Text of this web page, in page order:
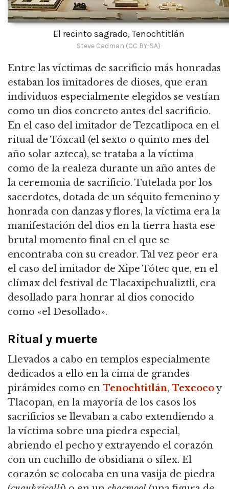
El recinto sagrado, Tenochtitlán
Steve Cadman (CC BY-SA)
Entre las víctimas de sacrificio más honradas
estaban los imitadores de dioses, que eran
individuos especialmente elegidos se vestían
como un dios concreto antes del sacrificio.
En el caso del imitador de Tezcatlipoca en el
ritual de Tóxcatl (el sexto o quinto mes del
año solar azteca), se trataba a la víctima
como de la realeza durante un año antes de
la ceremonia de sacrificio. Tutelada por los
sacerdotes, dotada de un séquito femenino y
honrada con danzas y flores, la víctima era la
manifestación del dios en la tierra hasta ese
brutal momento final en el que se
encontraba con su creador. Tal vez peor era
el caso del imitador de Xipe Tótec que, en el
clímax del festival de Tlacaxipehualiztli, era
desollado para honrar al dios conocido
como «el Desollado».
Ritual y muerte
Llevados a cabo en templos especialmente
dedicados a ello en la cima de grandes
pirámides como en Tenochtitlán, Texcocoy
Tlacopan, en la mayoría de los casos los
sacrificios se llevaban a cabo extendiendo a
la víctima sobre una piedra especial,
abriendo el pecho y extrayendo el corazón
con un cuchillo de obsidiana o sílex. El
corazón se colocaba en una vasija de piedra